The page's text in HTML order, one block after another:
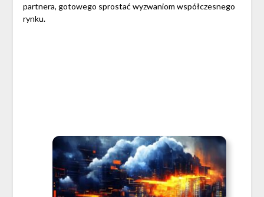
partnera, gotowego sprostać wyzwaniom współczesnego
rynku.